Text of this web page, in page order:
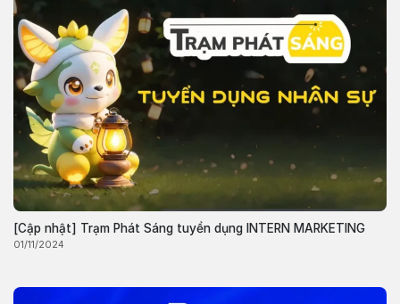
[Cập nhật] Trạm Phát Sáng tuyển dụng INTERN MARKETING
01/11/2024